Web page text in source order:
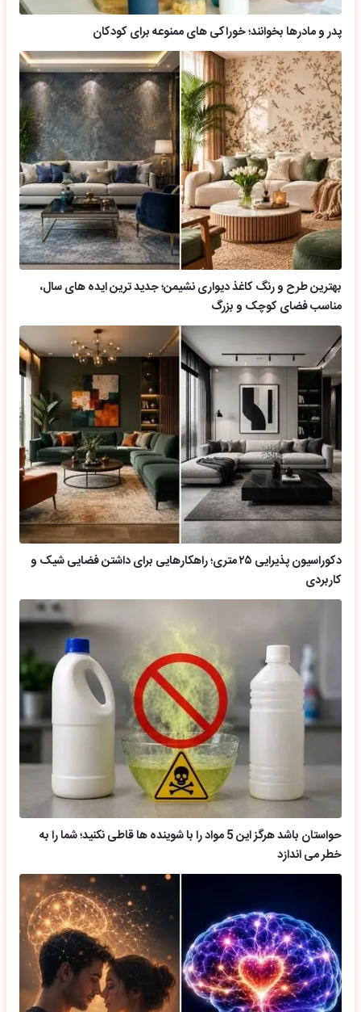
پدر و مادرها بخوانند؛ خوراکی های ممنوعه برای کودکان
بهترین طرح و رنگ کاغذ دیواری نشیمن؛ جدید ترین ایده های سال،
مناسب فضای کوچک و بزرگ
دکوراسیون پذیرایی ۲۵ متری؛ راهکارهایی برای داشتن فضایی شیک و
کاربردی
حواستان باشد هرگز این 5 مواد را با شوینده ها قاطی نکنید؛ شما را به
خطر می اندازد